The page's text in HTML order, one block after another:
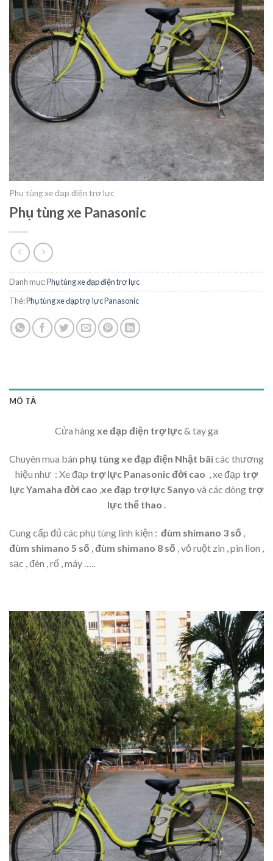
Phụ tùng xe đạp điện trợ lực
Phụ tùng xe Panasonic
Danh mục:Phụ tùng xe đạp điện trợ lực
Thẻ:Phụ tùng xe đạp trợ lực Panasonic
MÔ TẢ
Cửa hàngxe đạp điện trợ lực& tay ga
Chuyên mua bán phụ tùng xe đạp điện Nhật bãicác thương
hiệu như : Xe đạp trợ lực Panasonic đời cao , xe đạp trợ
lực Yamaha đời cao ,xe đạp trợ lực Sanyo và các dòng trợ
lực thể thao .
Cung cấp đủ các phụ tùng linh kiện : đùm shimano 3 số
đùm shimano 5 số đùm shimano 8 số , vỏ ruột zin , pin lion ,
sạc , đèn , rổ , máy …..